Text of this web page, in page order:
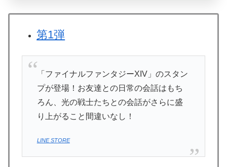
第1弾
「ファイナルファンタジーXIV」のスタン
プが登場！お友達との日常の会話はもち
ろん、光の戦士たちとの会話がさらに盛
り上がること間違いなし！
LINE STORE